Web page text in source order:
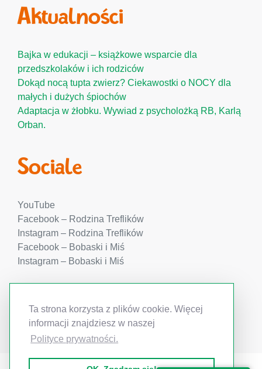
Ta strona korzysta z plików cookie. Więcej
informacji znajdziesz w naszej
Polityce prywatności.
Aktualności
Bajka w edukacji – książkowe wsparcie dla
przedszkolaków i ich rodziców
Dokąd nocą tupta zwierz? Ciekawostki o NOCY dla
małych i dużych śpiochów
Adaptacja w żłobku. Wywiad z psycholożką RB, Karlą
Orban.
Sociale
YouTube
Facebook – Rodzina Treflików
Instagram – Rodzina Treflików
Facebook – Bobaski i Miś
Instagram – Bobaski i Miś
Wszelkie prawa zastrzeżone - Rodzina Treflików